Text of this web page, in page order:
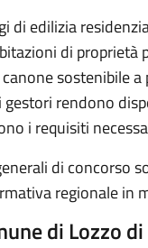
di edilizia
di proprietà
sostenibile a
gestori rendono
i requisiti
di concorso
regionale in
di Lozzo